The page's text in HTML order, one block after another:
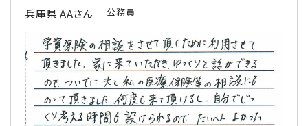
兵庫県 AAさん 公務員